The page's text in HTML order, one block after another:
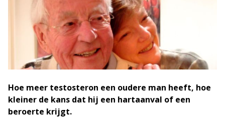
Hoe meer testosteron een oudere man heeft, hoe
kleiner de kans dat hij een hartaanval of een
beroerte krijgt.